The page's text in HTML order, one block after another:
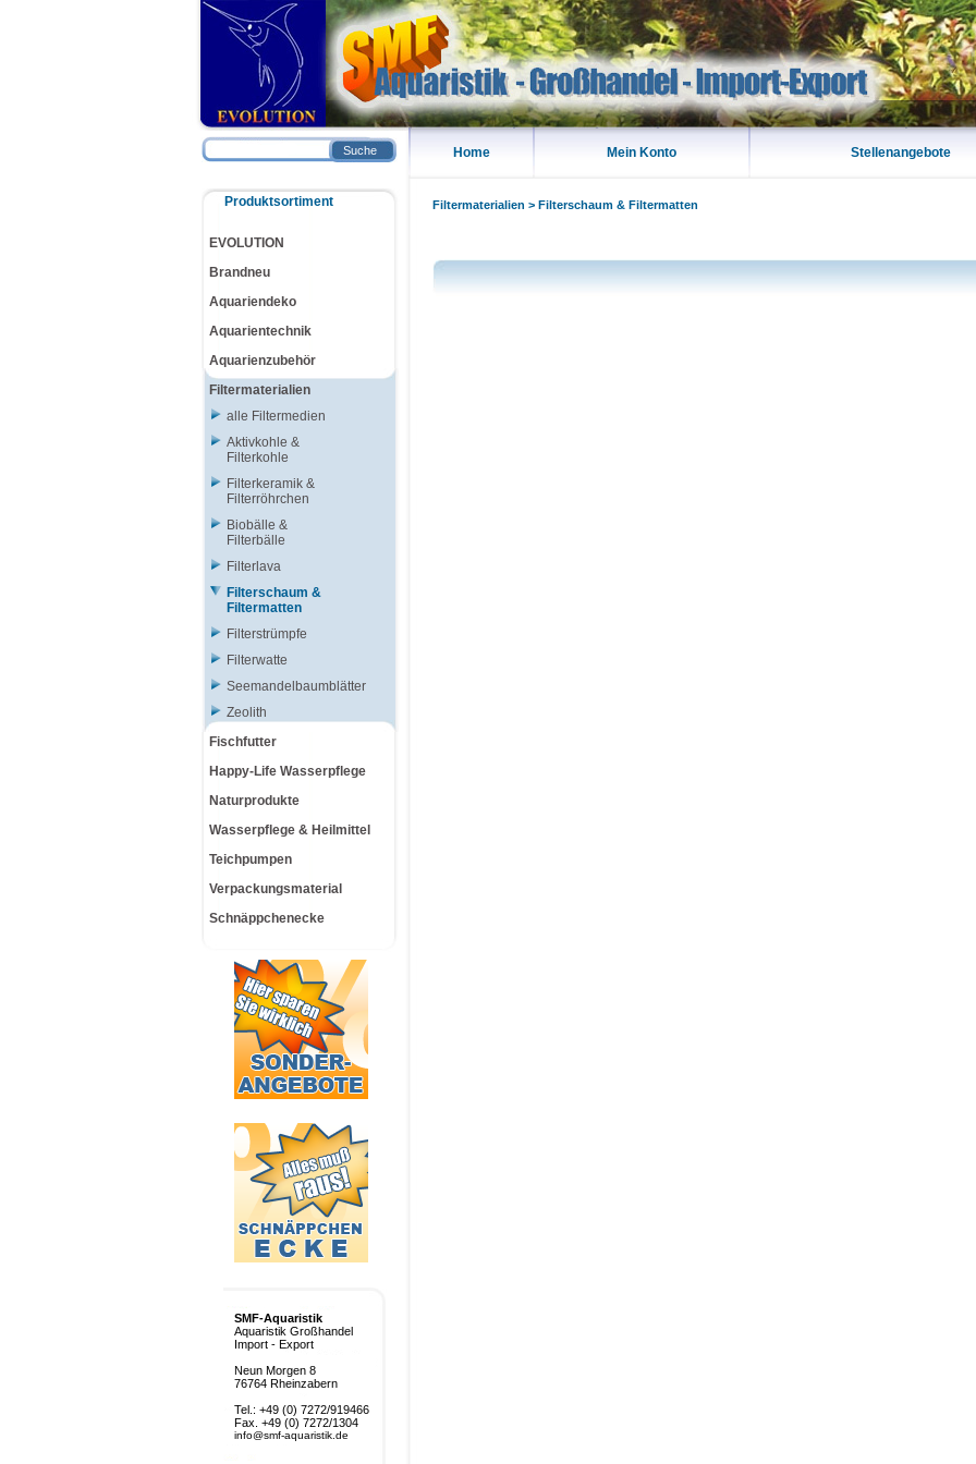
Home Mein Konto Stellenangebote
Filtermaterialien > Filterschaum & Filtermatten
Suche
Produktsortiment
EVOLUTION
Brandneu
Aquariendeko
Aquarientechnik
Aquarienzubehör
Filtermaterialien
alle Filtermedien
Aktivkohle &
Filterkohle
Filterkeramik &
Filterröhrchen
Biobälle &
Filterbälle
Filterlava
Filterschaum &
Filtermatten
Filterstrümpfe
Filterwatte
Seemandelbaumblätter
Zeolith
Fischfutter
Happy-Life Wasserpflege
Naturprodukte
Wasserpflege & Heilmittel
Teichpumpen
Verpackungsmaterial
Schnäppchenecke
SMF-Aquaristik
Aquaristik Großhandel
Import - Export
Neun Morgen 8
76764 Rheinzabern
Tel.: +49 (0) 7272/919466
Fax. +49 (0) 7272/1304
info@smf-aquaristik.de